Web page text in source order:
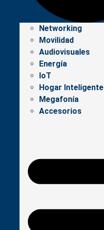
Networking
Movilidad
Audiovisuales
Energía
IoT
Hogar Inteligente
Megafonía
Accesorios